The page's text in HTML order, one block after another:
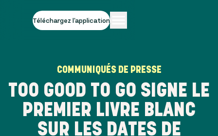
Téléchargez l'application
COMMUNIQUÉS DE PRESSE
TOO GOOD TO GO SIGNE LE
PREMIER LIVRE BLANC
SUR LES DATES DE